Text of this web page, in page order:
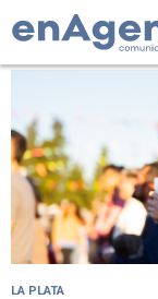
Tag:
LA PLATA